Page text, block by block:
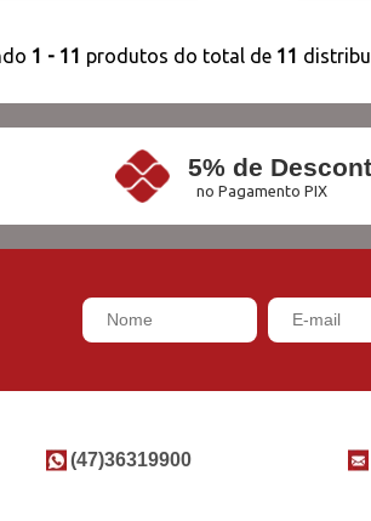
1 - 11 produtos do total de 11
5% de
no Pagamento PIX
(47)36319900